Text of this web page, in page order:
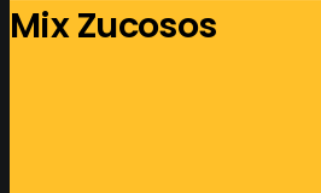
Mix Zucosos